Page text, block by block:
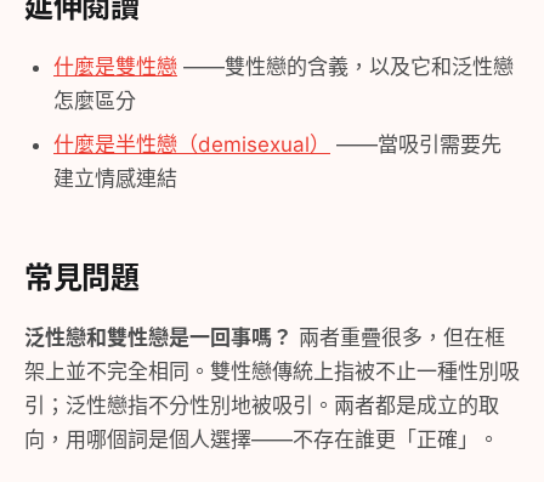
什麼是雙性戀 ——雙性戀的含義，以及它和泛性戀
怎麼區分
什麼是半性戀（demisexual）
——當吸引需要先
建立情感連結
常見問題
泛性戀和雙性戀是一回事嗎？ 兩者重疊很多，但在框
架上並不完全相同。雙性戀傳統上指被不止一種性別吸
引；泛性戀指不分性別地被吸引。兩者都是成立的取
向，用哪個詞是個人選擇——不存在誰更「正確」。